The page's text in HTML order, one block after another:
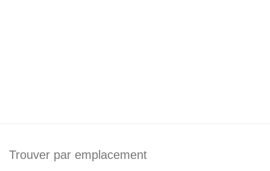
Trouver par emplacement